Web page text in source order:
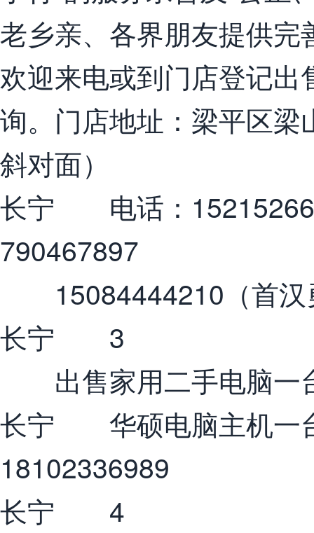
老乡亲、各界朋友提供
欢迎来电或到门店登记
询。门店地址：梁平区
斜对面）
长宁 电话：
790467897
15084444210（首汉
长宁 3
出售家用二手电脑一
长宁 华硕电脑主机一
18102336989
长宁 4